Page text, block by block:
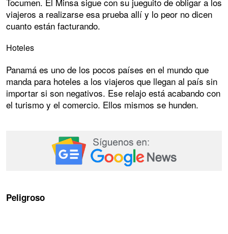
viajeros a realizarse esa prueba allí y lo peor no dicen
cuanto están facturando.
Hoteles
Panamá es uno de los pocos países en el mundo que
manda para hoteles a los viajeros que llegan al país sin
importar si son negativos. Ese relajo está acabando con
el turismo y el comercio. Ellos mismos se hunden.
Peligroso